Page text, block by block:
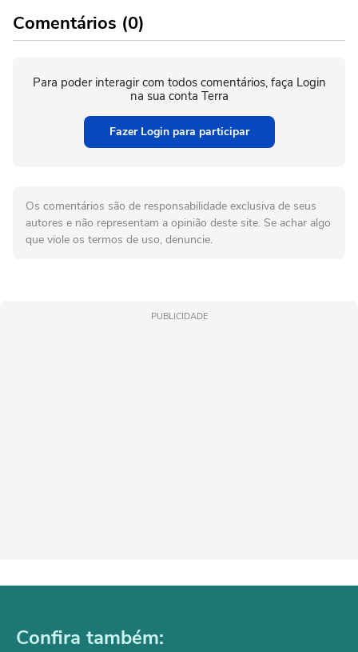
Comentários (0)
Para poder interagir com todos comentários, faça Login
na sua conta Terra
Fazer Login para participar
Os comentários são de responsabilidade exclusiva de seus
autores e não representam a opinião deste site. Se achar algo
que viole os termos de uso, denuncie.
PUBLICIDADE
Confira também: